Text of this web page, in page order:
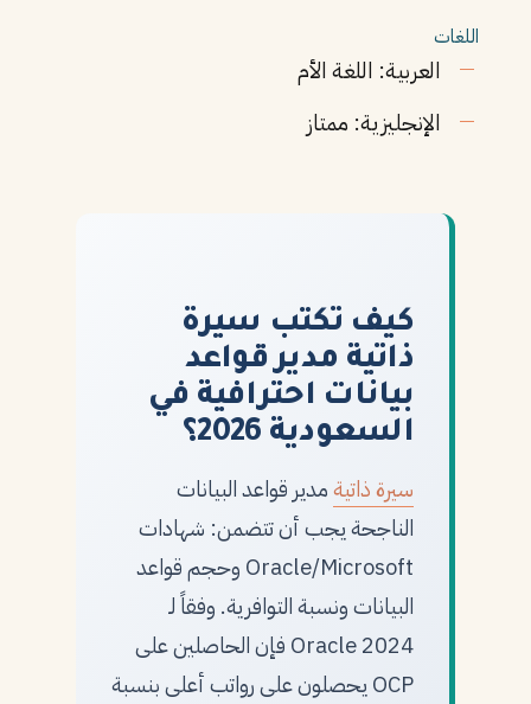
اللغات
العربية: اللغة الأم
الإنجليزية: ممتاز
كيف تكتب سيرة
ذاتية مدير قواعد
بيانات احترافية في
السعودية 2026؟
سيرة ذاتيةمدير قواعد البيانات
الناجحة يجب أن تتضمن: شهادات
Oracle/Microsoft وحجم قواعد
البيانات ونسبة التوافرية. وفقاً لـ
Oracle 2024 فإن الحاصلين على
OCP يحصلون على رواتب أعلى بنسبة